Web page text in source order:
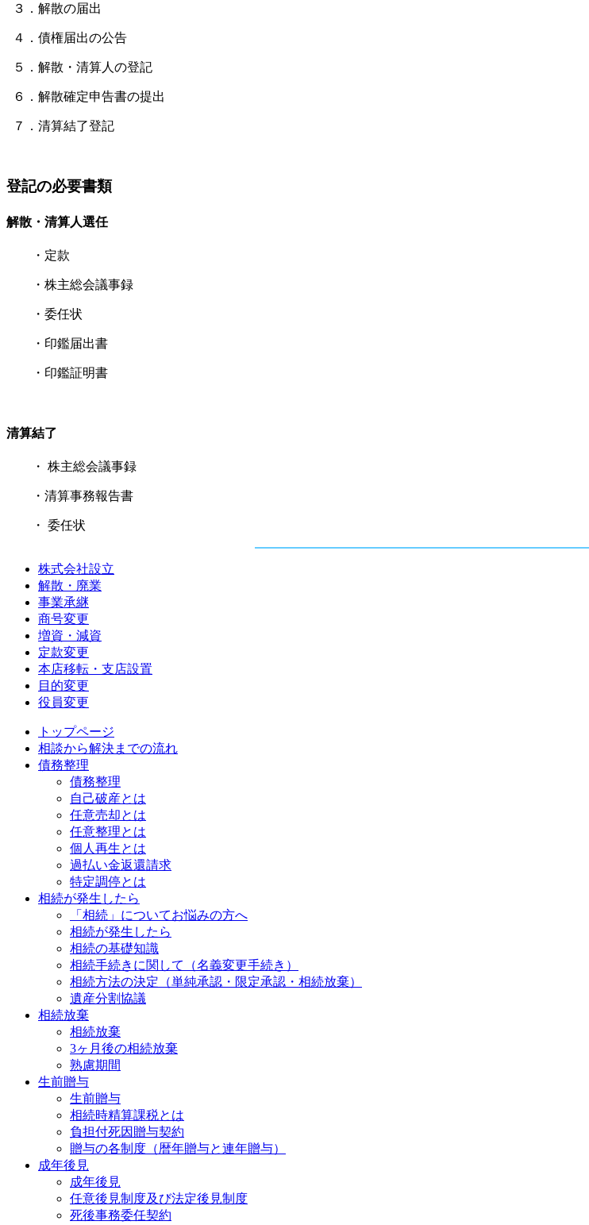
３．解散の届出
４．債権届出の公告
５．解散・清算人の登記
６．解散確定申告書の提出
７．清算結了登記
登記の必要書類
解散・清算人選任
・定款
・株主総会議事録
・委任状
・印鑑届出書
・印鑑証明書
清算結了
・ 株主総会議事録
・清算事務報告書
・ 委任状
株式会社設立
解散・廃業
事業承継
商号変更
増資・減資
定款変更
本店移転・支店設置
目的変更
役員変更
トップページ
相談から解決までの流れ
債務整理
債務整理
自己破産とは
任意売却とは
任意整理とは
個人再生とは
過払い金返還請求
特定調停とは
相続が発生したら
「相続」についてお悩みの方へ
相続が発生したら
相続の基礎知識
相続手続きに関して（名義変更手続き）
相続方法の決定（単純承認・限定承認・相続放棄）
遺産分割協議
相続放棄
相続放棄
3ヶ月後の相続放棄
熟慮期間
生前贈与
生前贈与
相続時精算課税とは
負担付死因贈与契約
贈与の各制度（暦年贈与と連年贈与）
成年後見
成年後見
任意後見制度及び法定後見制度
死後事務委任契約